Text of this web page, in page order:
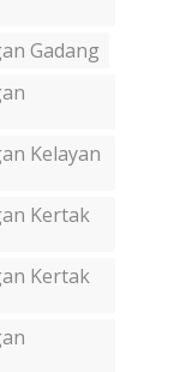
Gadang
Kelayan
Kertak
Kertak